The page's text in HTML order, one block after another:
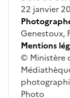
22 janvier
Genestoux,
Mentions
© Ministère
Photo